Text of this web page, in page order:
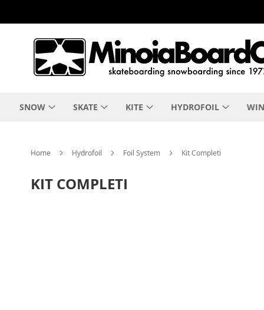
SNOW SKATE KITE HYDROFOIL
Home Hydrofoil Foil System Kit Completi
KIT COMPLETI